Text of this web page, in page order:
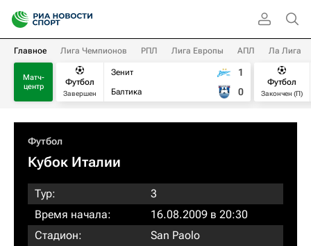
Главное Лига Чемпионов РПЛ Лига Европы АПЛ Ла Лига
Матч-
центр
Футбол
Завершен
Зенит
Балтика
1
0
Футбол
Закончен (П)
Футбол
Кубок Италии
Тур:
3
Время начала:
16.08.2009 в 20:30
Стадион:
San Paolo